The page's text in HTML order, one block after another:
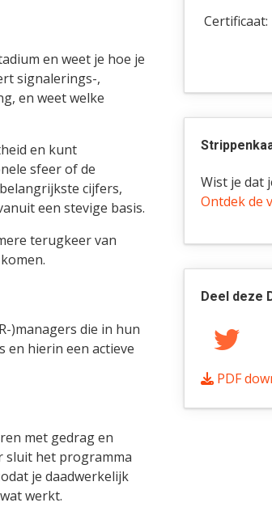
en weet je hoe je
signalerings-,
en weet welke
en kunt
sfeer of de
cijfers,
een stevige basis.
terugkeer van
)managers die in hun
en hierin een actieve
met gedrag en
sluit het programma
je daadwerkelijk
werkt.
Certificaat:
Wist je dat
Ontdek de
Deel deze
PDF